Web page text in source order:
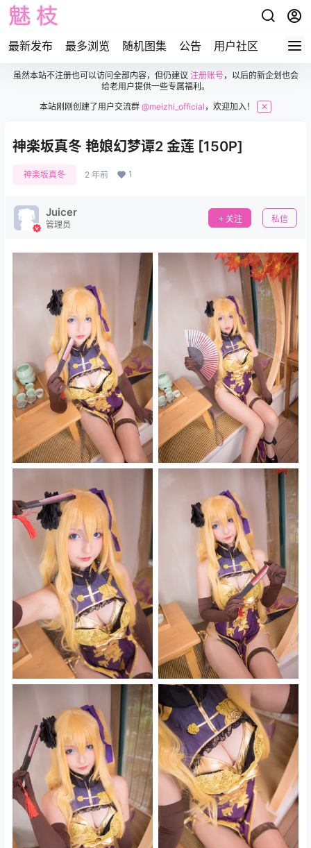
最新发布 最多浏览 随机图集 公告 用户社区
虽然本站不注册也可以访问全部内容，但仍建议 注册账号，以后的新企划也会
给老用户提供一些专属福利。
本站刚刚创建了用户交流群@meizhi_official ，欢迎加入！ ✕
神楽坂真冬 艳娘幻梦谭2 金莲 [150P]
神楽坂真冬 2 年前 1
Juicer
管理员
关注 私信